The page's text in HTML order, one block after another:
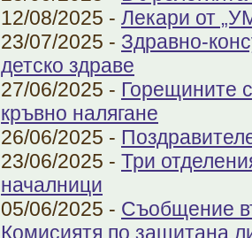
12/08/2025 - Лекари от
23/07/2025 - Здравно-
детско здраве
27/06/2025 - Горещините
кръвно налягане
26/06/2025 -
23/06/2025 - Три
началници
05/06/2025 - Съобщение
Комисиятя по защитана